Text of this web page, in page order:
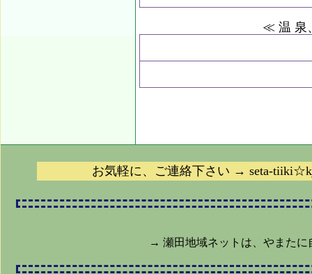
≪ 温 泉
お気軽に、ご連絡下さい → seta-
→ 瀬田地域ネットは、やまたに